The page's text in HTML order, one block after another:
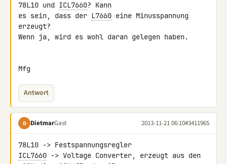
78L10 und ICL7660? Kann
es sein, dass der L7660 eine Minusspannung
erzeugt?
Wenn ja, wird es wohl daran gelegen haben.
Mfg
Antwort
D DietmarGast 2013-11-21 06:10#3411965
ICL7660 -> Voltage Converter, erzeugt aus den